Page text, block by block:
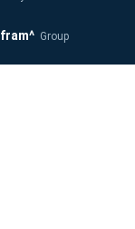
fram^ Group